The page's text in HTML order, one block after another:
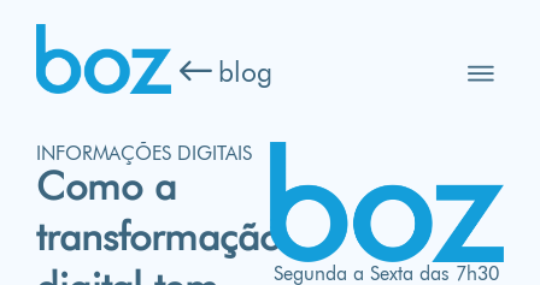
blog
INFORMAÇÕES DIGITAIS
Como a
transformação
Segunda a Sexta das 7h30